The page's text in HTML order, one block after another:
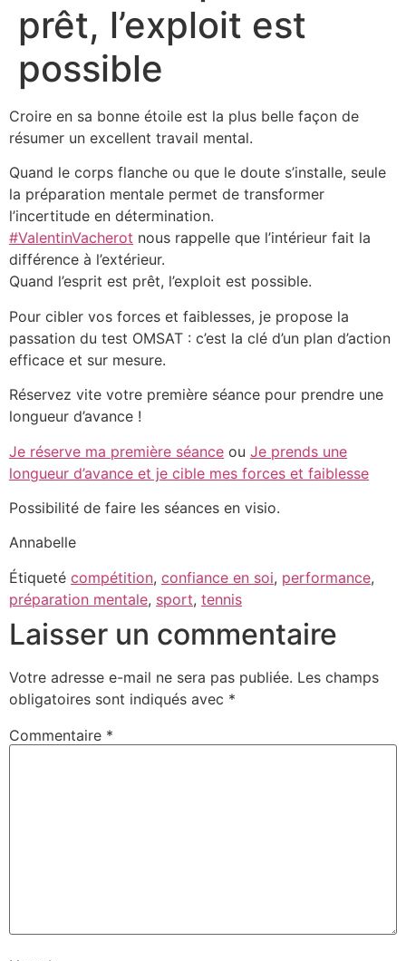
prêt, l’exploit est
possible
Croire en sa bonne étoile est la plus belle façon de
résumer un excellent travail mental.
Quand le corps flanche ou que le doute s’installe, seule
la préparation mentale permet de transformer
l’incertitude en détermination.
#ValentinVacherot nous rappelle que l’intérieur fait la
différence à l’extérieur.
Quand l’esprit est prêt, l’exploit est possible.
Pour cibler vos forces et faiblesses, je propose la
passation du test OMSAT : c’est la clé d’un plan d’action
efficace et sur mesure.
Réservez vite votre première séance pour prendre une
longueur d’avance !
Je réserve ma première séance ou Je prends une
longueur d’avance et je cible mes forces et faiblesse
Possibilité de faire les séances en visio.
Annabelle
Étiqueté compétition, confiance en soi, performance,
préparation mentale, sport, tennis
Laisser un commentaire
Votre adresse e-mail ne sera pas publiée. Les champs
obligatoires sont indiqués avec *
Commentaire *